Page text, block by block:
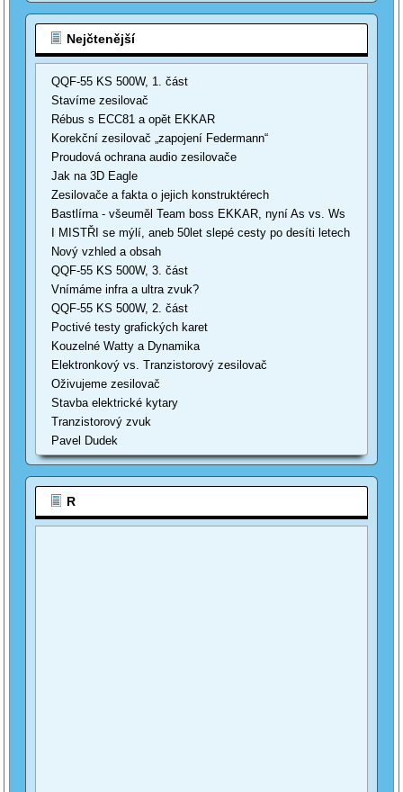
Nejčtenější
QQF-55 KS 500W, 1. část
Stavíme zesilovač
Rébus s ECC81 a opět EKKAR
Korekční zesilovač „zapojení Federmann“
Proudová ochrana audio zesilovače
Jak na 3D Eagle
Zesilovače a fakta o jejich konstruktérech
Bastlírna - všeuměl Team boss EKKAR, nyní As vs. Ws
I MISTŘI se mýlí, aneb 50let slepé cesty po desíti letech
Nový vzhled a obsah
QQF-55 KS 500W, 3. část
Vnímáme infra a ultra zvuk?
QQF-55 KS 500W, 2. část
Poctivé testy grafických karet
Kouzelné Watty a Dynamika
Elektronkový vs. Tranzistorový zesilovač
Oživujeme zesilovač
Stavba elektrické kytary
Tranzistorový zvuk
Pavel Dudek
R